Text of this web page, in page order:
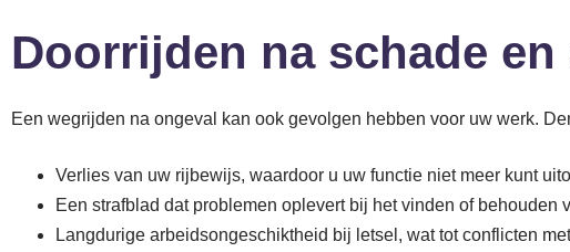
Doorrijden na schade
Een wegrijden na ongeval kan ook gevolgen hebben voor uw werk.
Verlies van uw rijbewijs, waardoor u uw functie niet meer kunt
Een strafblad dat problemen oplevert bij het vinden of behouden
Langdurige arbeidsongeschiktheid bij letsel, wat tot conflicten